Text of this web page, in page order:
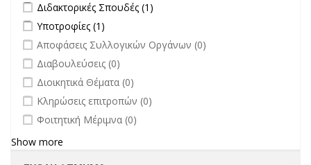
Apply Διδακτορικές Σπουδές filter
Διδακτορικές Σπουδές (1)
Apply Υποτροφίες filter
Υποτροφίες (1)
undefined
Αποφάσεις Συλλογικών Οργάνων (0)
undefined
Διαβουλεύσεις (0)
undefined
Διοικητικά Θέματα (0)
undefined
Κληρώσεις επιτροπών (0)
undefined
Φοιτητική Μέριμνα (0)
Show more